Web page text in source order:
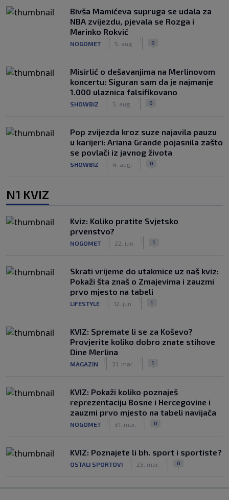
Bivša Mamićeva supruga se udala za
NBA zvijezdu, pjevala se Rozga i
Marinko Rokvić
NOGOMET 5. aug. 0
Misirlić o dešavanjima na Merlinovom
koncertu: Siguran sam da je najmanje
1.000 ulaznica falsifikovano
SHOWBIZ 5. aug. 0
Pop zvijezda kroz suze najavila pauzu
u karijeri: Ariana Grande pojasnila zašto
se povlači iz javnog života
SHOWBIZ 4. aug. 0
N1 KVIZ
Kviz: Koliko pratite Svjetsko
prvenstvo?
NOGOMET 22. jun. 1
Skrati vrijeme do utakmice uz naš kviz:
Pokaži šta znaš o Zmajevima i zauzmi
prvo mjesto na tabeli
LIFESTYLE 12. jun. 1
KVIZ: Spremate li se za Koševo?
Provjerite koliko dobro znate stihove
Dine Merlina
MAGAZIN 31. mar. 1
KVIZ: Pokaži koliko poznaješ
reprezentaciju Bosne i Hercegovine i
zauzmi prvo mjesto na tabeli navijača
NOGOMET 31. mar. 0
KVIZ: Poznajete li bh. sport i sportiste?
OSTALI SPORTOVI 23. mar. 0